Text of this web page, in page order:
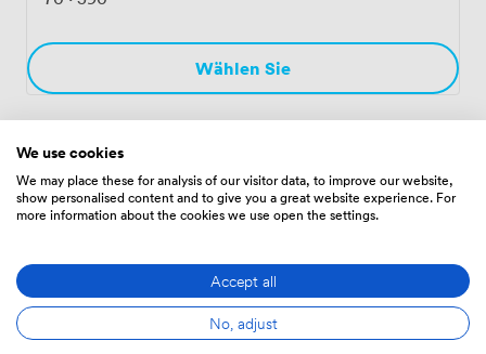
Wählen Sie
Ausstattungen
Besprechungsräume
Kostenloses
We use cookies
We may place these for analysis of our visitor data, to improve our website,
show personalised content and to give you a great website experience. For
more information about the cookies we use open the settings.
Accept all
No, adjust